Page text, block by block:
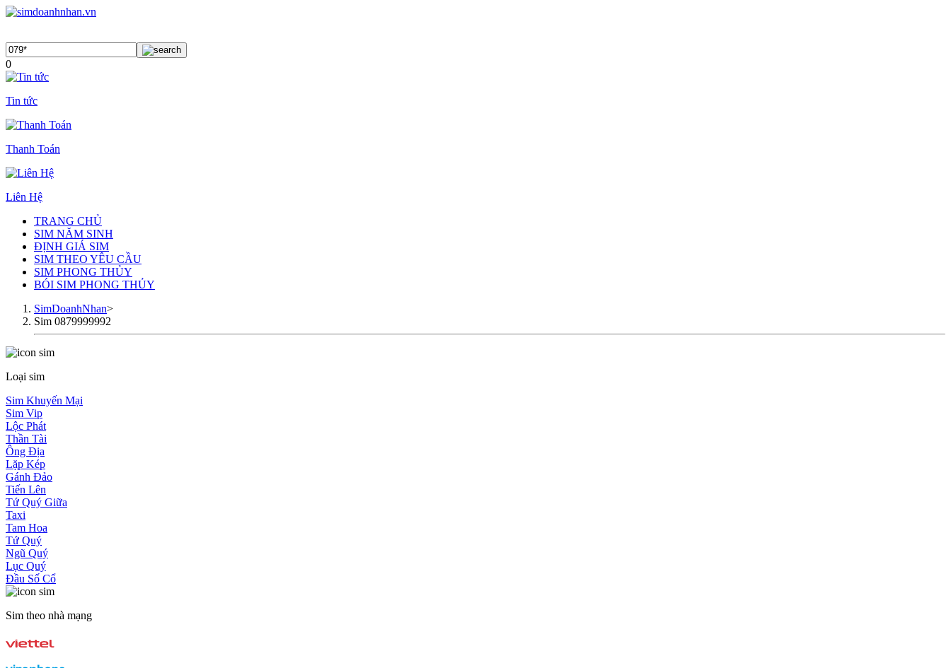
0
Tin tức
Thanh Toán
Liên Hệ
TRANG CHỦ
SIM NĂM SINH
ĐỊNH GIÁ SIM
SIM THEO YÊU CẦU
SIM PHONG THỦY
BÓI SIM PHONG THỦY
SimDoanhNhan>
Sim 0879999992
Loại sim
Sim Khuyến Mại
Sim Vip
Lộc Phát
Thần Tài
Ông Địa
Lặp Kép
Gánh Đảo
Tiến Lên
Tứ Quý Giữa
Taxi
Tam Hoa
Tứ Quý
Ngũ Quý
Lục Quý
Đầu Số Cổ
Sim theo nhà mạng